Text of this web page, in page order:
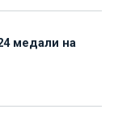
медали на